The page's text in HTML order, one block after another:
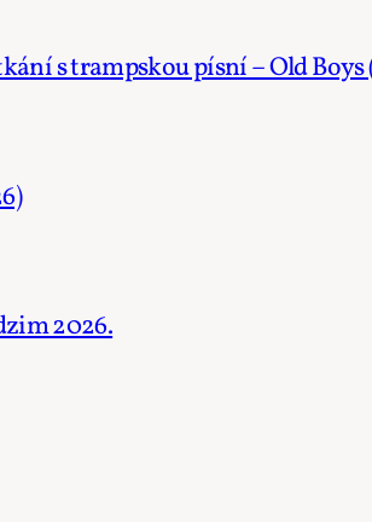
s trampskou písní – Old
2026.